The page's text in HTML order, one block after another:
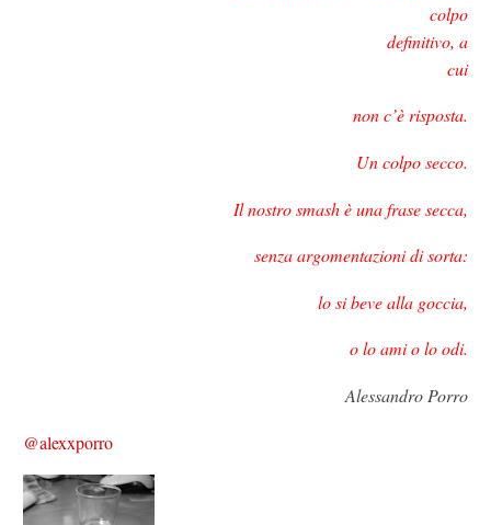
colpo
definitivo, a
cui
non c’è risposta.
Un colpo secco.
Il nostro smash è una frase secca,
senza argomentazioni di sorta:
lo si beve alla goccia,
o lo ami o lo odi.
Alessandro Porro
@alexxporro